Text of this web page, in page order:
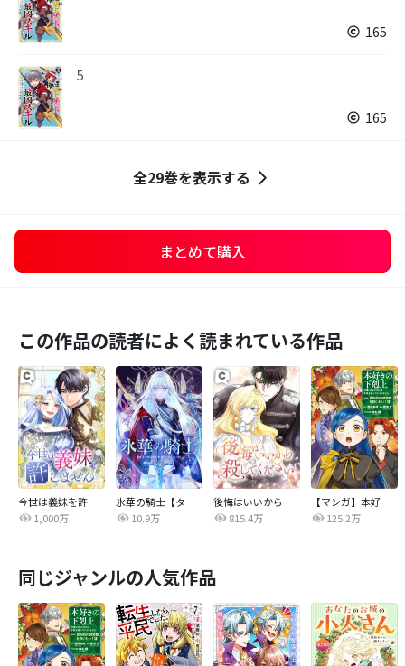
165
5
165
全29巻を表示する
まとめて購入
この作品の読者によく読まれている作品
今世は義妹を許しません
1,000万
氷華の騎士【タテヨミ】
10.9万
後悔はいいから殺してください
815.4万
【マンガ】本好きの下剋上 第四部
125.2万
同じジャンルの人気作品